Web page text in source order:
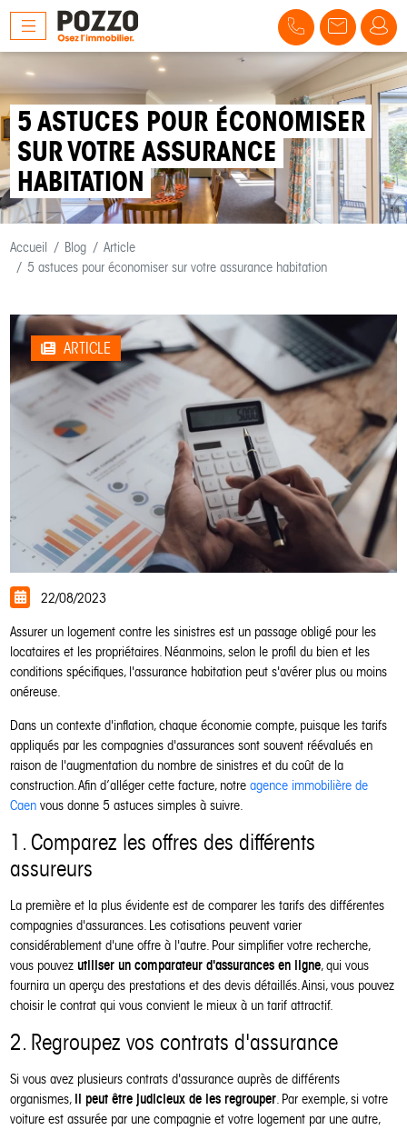
5 ASTUCES POUR ÉCONOMISER
SUR VOTRE ASSURANCE
HABITATION
Accueil Blog
Article
5 astuces pour économiser sur votre assurance habitation
ARTICLE
22/08/2023
Assurer un logement contre les sinistres est un passage obligé pour les
locataires et les propriétaires. Néanmoins, selon le profil du bien et les
conditions spécifiques, l'assurance habitation peut s'avérer plus ou moins
onéreuse.
Dans un contexte d'inflation, chaque économie compte, puisque les tarifs
appliqués par les compagnies d'assurances sont souvent réévalués en
raison de l'augmentation du nombre de sinistres et du coût de la
construction. Afin d’alléger cette facture, notreagence immobilière de
Caen vous donne 5 astuces simples à suivre.
1. Comparez les offres des différents
assureurs
La première et la plus évidente est de comparer les tarifs des différentes
compagnies d'assurances. Les cotisations peuvent varier
considérablement d'une offre à l'autre. Pour simplifier votre recherche,
vous pouvezutiliser un comparateur d'assurances en ligne, qui vous
fournira un aperçu des prestations et des devis détaillés. Ainsi, vous pouvez
choisir le contrat qui vous convient le mieux à un tarif attractif.
2. Regroupez vos contrats d'assurance
Si vous avez plusieurs contrats d'assurance auprès de différents
organismes, il peut être judicieux de les regrouper. Par exemple, si votre
voiture est assurée par une compagnie et votre logement par une autre,